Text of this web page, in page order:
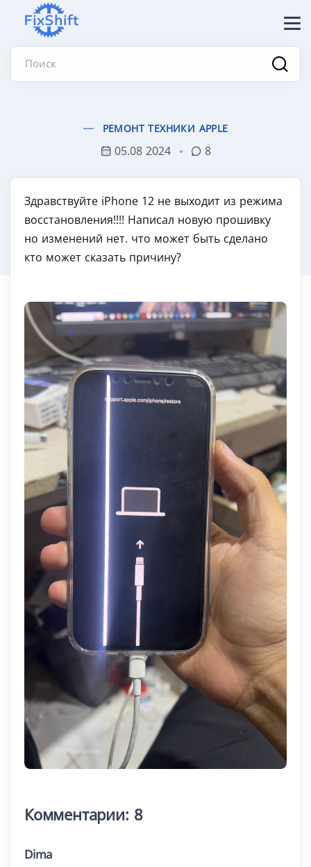
Поиск
РЕМОНТ ТЕХНИКИ APPLE
05.08 2024 8
Здравствуйте iPhone 12 не выходит из режима
восстановления!!!! Написал новую прошивку
но изменений нет. что может быть сделано
кто может сказать причину?
Комментарии: 8
Dima